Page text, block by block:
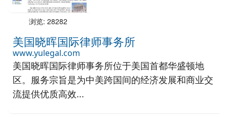
浏览: 28282
美国晓晖国际律师事务所
www.yulegal.com
美国晓晖国际律师事务所位于美国首都华盛顿地
区。服务宗旨是为中美跨国间的经济发展和商业交
流提供优质高效...